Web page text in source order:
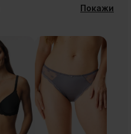
Покажи